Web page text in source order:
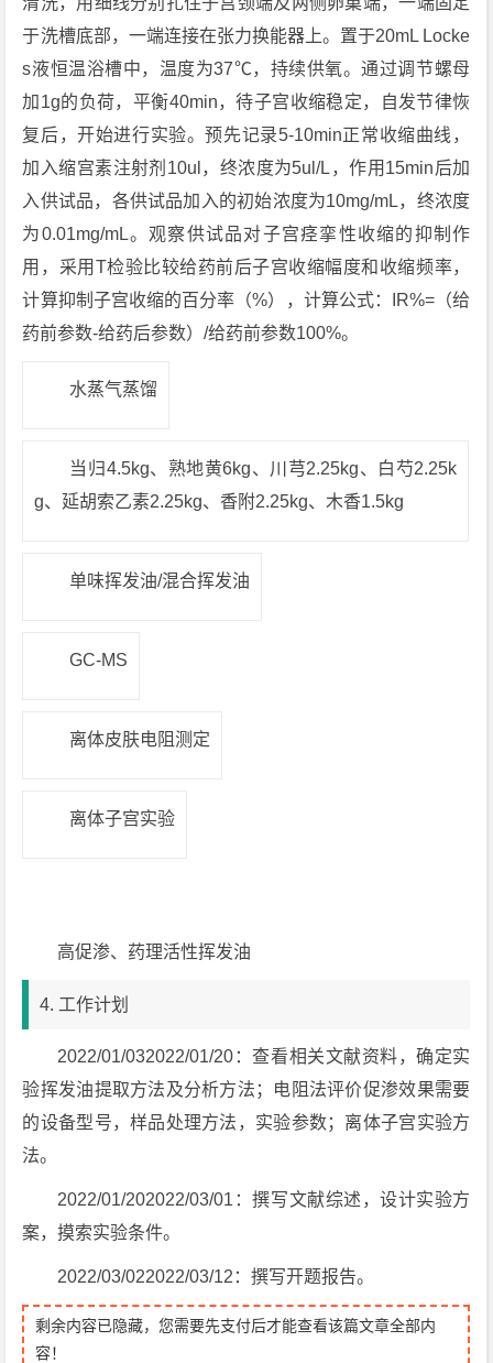
于洗槽底部，一端连接在张力换能器上。置于20mL Locke
s液恒温浴槽中，温度为37℃，持续供氧。通过调节螺母
加1g的负荷，平衡40min，待子宫收缩稳定，自发节律恢
复后，开始进行实验。预先记录5-10min正常收缩曲线，
加入缩宫素注射剂10ul，终浓度为5ul/L，作用15min后加
入供试品，各供试品加入的初始浓度为10mg/mL，终浓度
为0.01mg/mL。观察供试品对子宫痉挛性收缩的抑制作
用，采用T检验比较给药前后子宫收缩幅度和收缩频率，
计算抑制子宫收缩的百分率（%），计算公式：IR%=（给
药前参数-给药后参数）/给药前参数100%。
水蒸气蒸馏
当归4.5kg、熟地黄6kg、川芎2.25kg、白芍2.25k
g、延胡索乙素2.25kg、香附2.25kg、木香1.5kg
单味挥发油/混合挥发油
GC-MS
离体皮肤电阻测定
离体子宫实验
高促渗、药理活性挥发油
4. 工作计划
2022/01/032022/01/20：查看相关文献资料，确定实
验挥发油提取方法及分析方法；电阻法评价促渗效果需要
的设备型号，样品处理方法，实验参数；离体子宫实验方
法。
2022/01/202022/03/01：撰写文献综述，设计实验方
案，摸索实验条件。
2022/03/022022/03/12：撰写开题报告。
剩余内容已隐藏，您需要先支付后才能查看该篇文章全部内
容！